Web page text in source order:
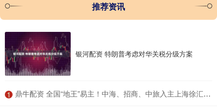
推荐资讯
银河配资 特朗普考虑对华关税分级方案
1 ​鼎牛配资 全国“地王”易主！中海、招商、中旅入主上海徐汇滨江地块